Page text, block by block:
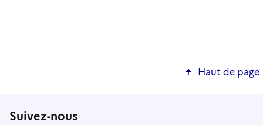
Haut de page
Suivez-nous